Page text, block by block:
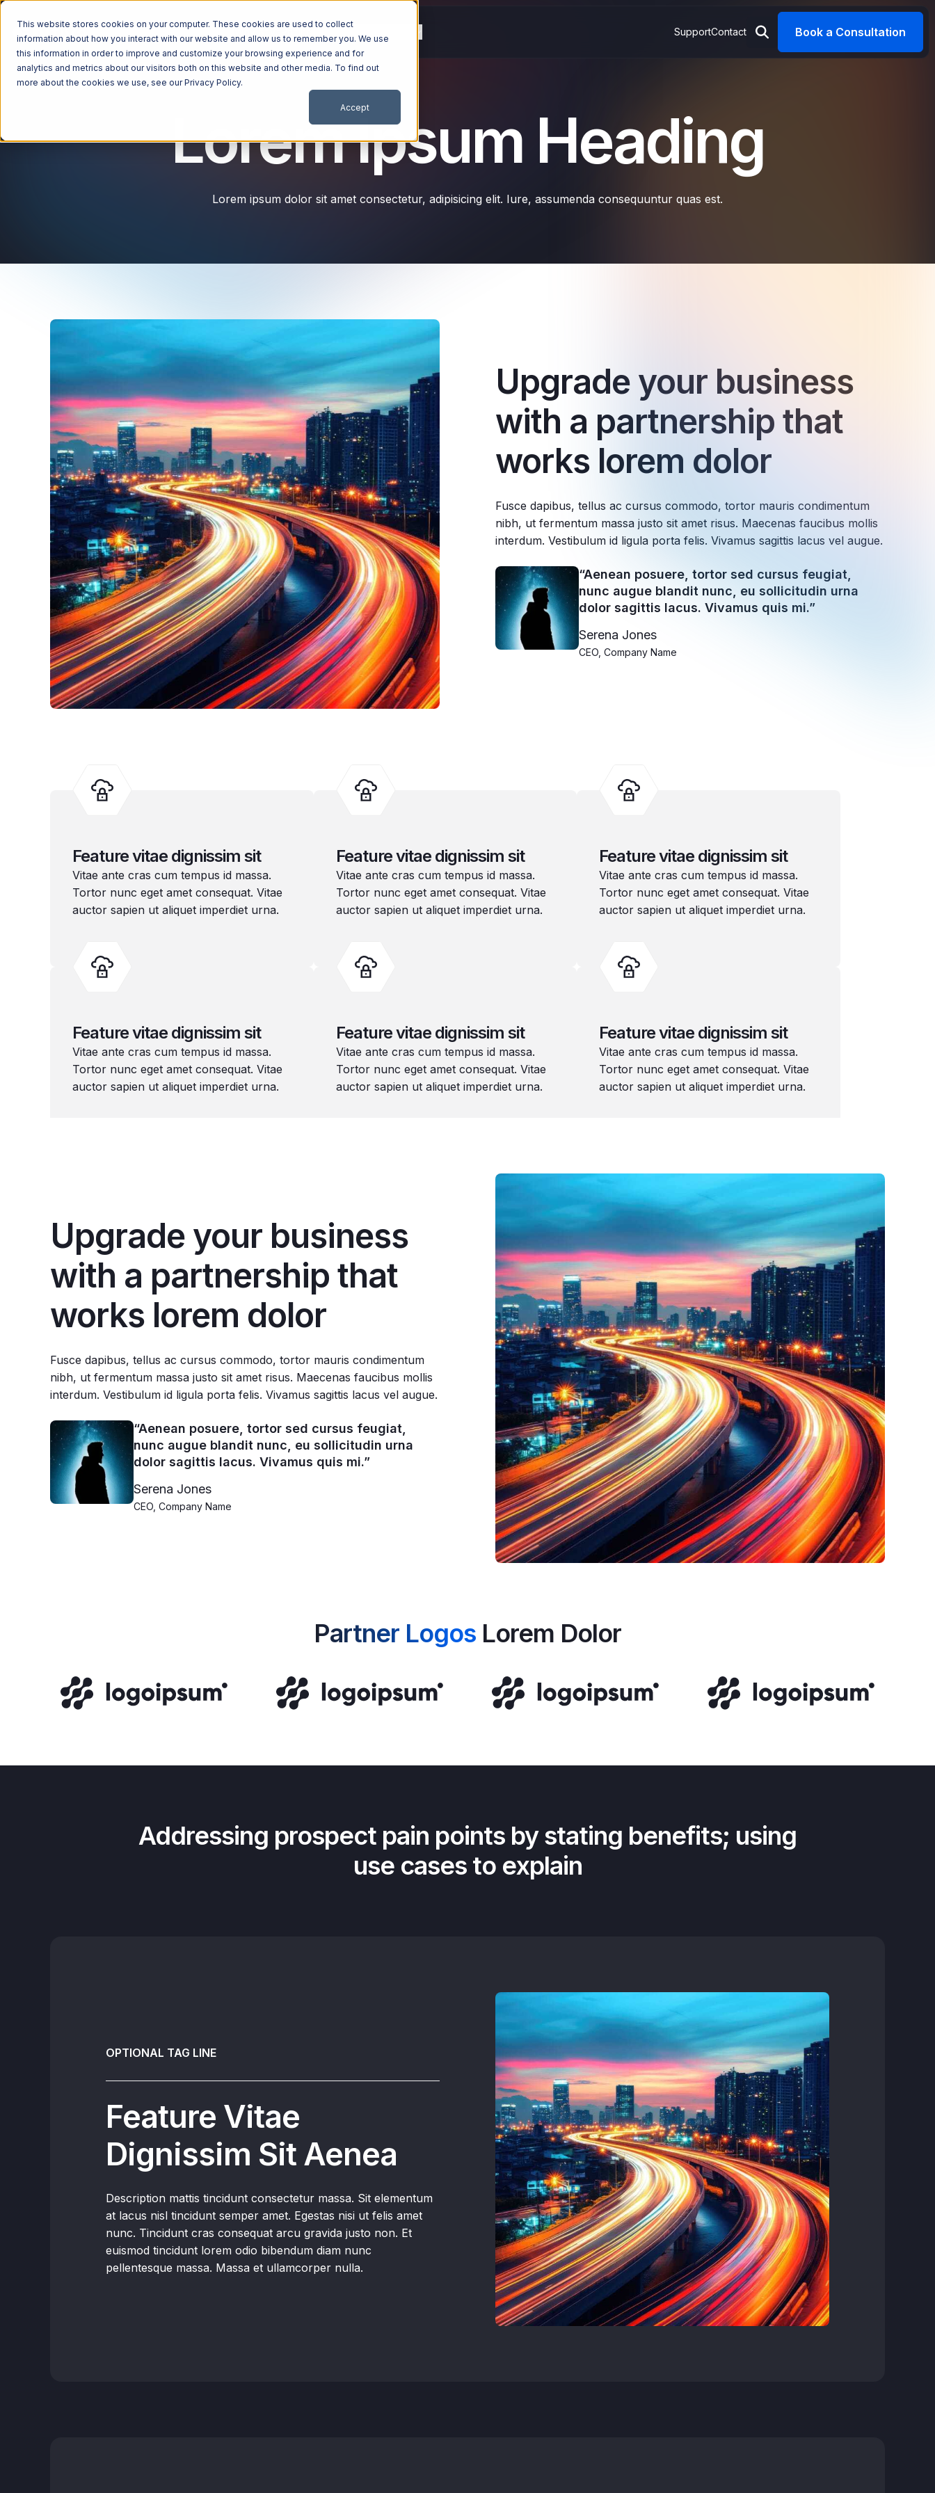
This website stores cookies on your computer. These cookies are used to collect
information about how you interact with our website and allow us to remember you. We use
this information in order to improve and customize your browsing experience and for
analytics and metrics about our visitors both on this website and other media. To find out
more about the cookies we use, see ourPrivacy Policy.
Accept
Managed Services Industries SupportContact Book a Consultation
Lorem Ipsum Heading
Lorem ipsum dolor sit amet consectetur, adipisicing elit. Iure, assumenda consequuntur quas est.
Upgrade your business
with a partnership that
works lorem dolor
Fusce dapibus, tellus ac cursus commodo, tortor mauris condimentum
nibh, ut fermentum massa justo sit amet risus. Maecenas faucibus mollis
interdum. Vestibulum id ligula porta felis. Vivamus sagittis lacus vel augue.
“Aenean posuere, tortor sed cursus feugiat,
nunc augue blandit nunc, eu sollicitudin urna
dolor sagittis lacus. Vivamus quis mi.”
Serena Jones
CEO, Company Name
Feature vitae dignissim sit
Vitae ante cras cum tempus id massa.
Tortor nunc eget amet consequat. Vitae
auctor sapien ut aliquet imperdiet urna.
Feature vitae dignissim sit
Vitae ante cras cum tempus id massa.
Tortor nunc eget amet consequat. Vitae
auctor sapien ut aliquet imperdiet urna.
Feature vitae dignissim sit
Vitae ante cras cum tempus id massa.
Tortor nunc eget amet consequat. Vitae
auctor sapien ut aliquet imperdiet urna.
Feature vitae dignissim sit
Vitae ante cras cum tempus id massa.
Tortor nunc eget amet consequat. Vitae
auctor sapien ut aliquet imperdiet urna.
Feature vitae dignissim sit
Vitae ante cras cum tempus id massa.
Tortor nunc eget amet consequat. Vitae
auctor sapien ut aliquet imperdiet urna.
Feature vitae dignissim sit
Vitae ante cras cum tempus id massa.
Tortor nunc eget amet consequat. Vitae
auctor sapien ut aliquet imperdiet urna.
Upgrade your business
with a partnership that
works lorem dolor
Fusce dapibus, tellus ac cursus commodo, tortor mauris condimentum
nibh, ut fermentum massa justo sit amet risus. Maecenas faucibus mollis
interdum. Vestibulum id ligula porta felis. Vivamus sagittis lacus vel augue.
“Aenean posuere, tortor sed cursus feugiat,
nunc augue blandit nunc, eu sollicitudin urna
dolor sagittis lacus. Vivamus quis mi.”
Serena Jones
CEO, Company Name
Partner Logos Lorem Dolor
Addressing prospect pain points by stating benefits; using
use cases to explain
OPTIONAL TAG LINE
Feature Vitae
Dignissim Sit Aenea
Description mattis tincidunt consectetur massa. Sit elementum
at lacus nisl tincidunt semper amet. Egestas nisi ut felis amet
nunc. Tincidunt cras consequat arcu gravida justo non. Et
euismod tincidunt lorem odio bibendum diam nunc
pellentesque massa. Massa et ullamcorper nulla.